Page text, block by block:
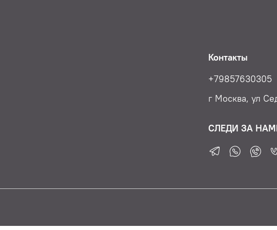
Контакты
+79857630305
г Москва, ул
СЛЕДИ ЗА